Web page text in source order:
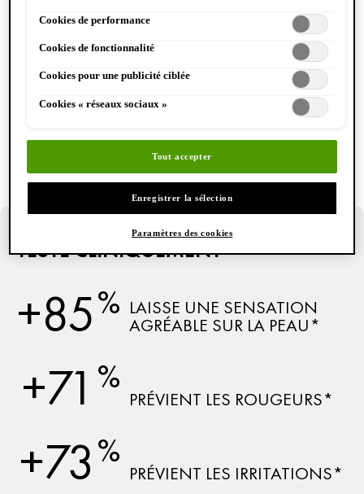
RAYONNEMENT SOLAIRE. NE PAS EXPOSER À
UNE TEMPÉRATURE SUPÉRIEURE À 50°C. NE PAS
EXPOSER DANS UNE VOITURE EN PLEIN SOLEIL,
À LA PLAGE OU SUR UN RADIATEUR. TOUT
FLACON DÉFORMÉ NE DOIT PLUS ÊTRE UTILISÉ.
PAS UTILISER POUR UN USAGE AUTRE QUE
CELUI POUR LEQUEL LE PRODUIT EST DESTINÉ.
TESTÉ CLINIQUEMENT
+85% LAISSE UNE SENSATION
AGRÉABLE SUR LA PEAU*
+71 %
PRÉVIENT LES ROUGEURS*
+73%
PRÉVIENT LES IRRITATIONS*
cookies ». Pour plus d'informations, veuillez consulter notre politique
Cookies de performance
Cookies de fonctionnalité
Cookies pour une publicité ciblée
Cookies « réseaux sociaux »
Tout accepter
Enregistrer la sélection
Paramètres des cookies